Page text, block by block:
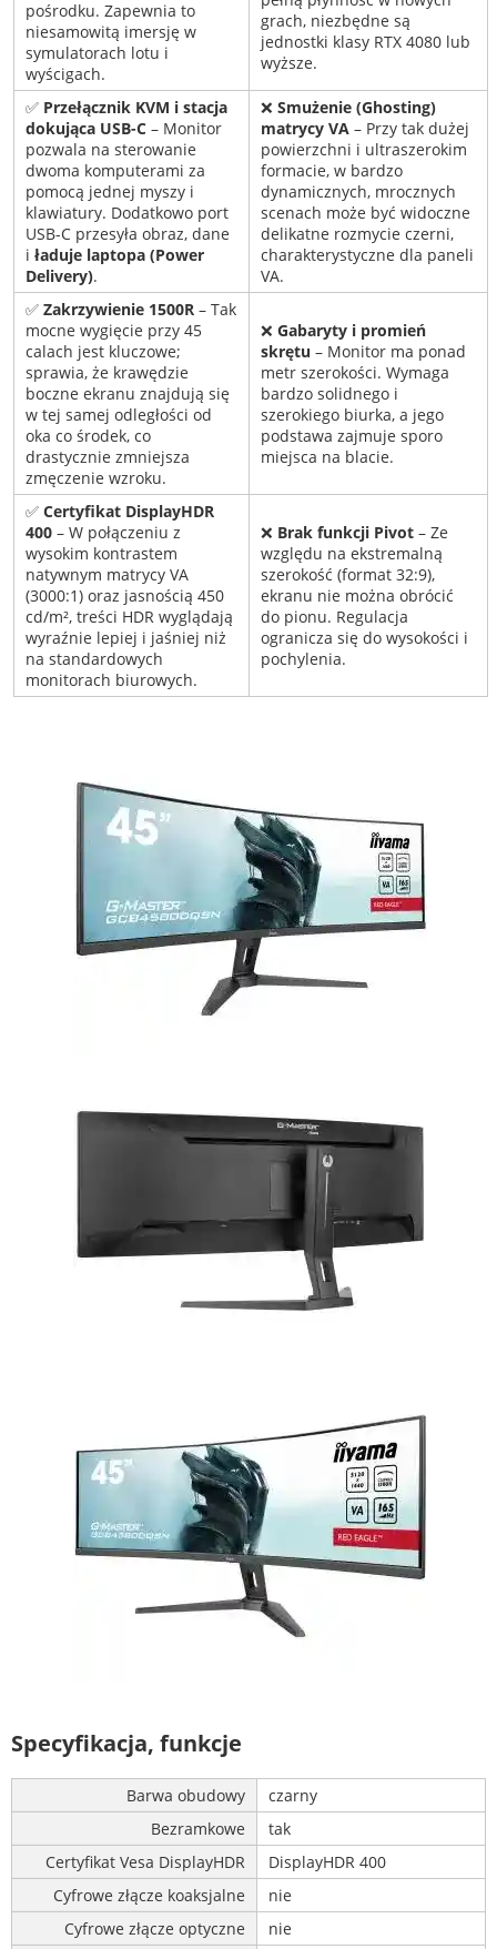
pośrodku. Zapewnia to
niesamowitą imersję w
symulatorach lotu i
wyścigach.
grach, niezbędne są
jednostki klasy RTX 4080 lub
wyższe.
✅ Przełącznik KVM i stacja
dokująca USB-C– Monitor
pozwala na sterowanie
dwoma komputerami za
pomocą jednej myszy i
klawiatury. Dodatkowo port
USB-C przesyła obraz, dane
i ładuje laptopa (Power
Delivery).
❌ Smużenie (Ghosting)
matrycy VA– Przy tak dużej
powierzchni i ultraszerokim
formacie, w bardzo
dynamicznych, mrocznych
scenach może być widoczne
delikatne rozmycie czerni,
charakterystyczne dla paneli
VA.
✅ Zakrzywienie 1500R– Tak
mocne wygięcie przy 45
calach jest kluczowe;
sprawia, że krawędzie
boczne ekranu znajdują się
w tej samej odległości od
oka co środek, co
drastycznie zmniejsza
zmęczenie wzroku.
❌ Gabaryty i promień
skrętu – Monitor ma ponad
metr szerokości. Wymaga
bardzo solidnego i
szerokiego biurka, a jego
podstawa zajmuje sporo
miejsca na blacie.
✅ Certyfikat DisplayHDR
400– W połączeniu z
wysokim kontrastem
natywnym matrycy VA
(3000:1) oraz jasnością 450
cd/m², treści HDR wyglądają
wyraźnie lepiej i jaśniej niż
na standardowych
monitorach biurowych.
❌ Brak funkcji Pivot– Ze
względu na ekstremalną
szerokość (format 32:9),
ekranu nie można obrócić
do pionu. Regulacja
ogranicza się do wysokości i
pochylenia.
Specyfikacja, funkcje
Barwa obudowy
czarny
Bezramkowe
tak
Certyfikat Vesa DisplayHDR
DisplayHDR 400
Cyfrowe złącze koaksjalne
nie
Cyfrowe złącze optyczne
nie